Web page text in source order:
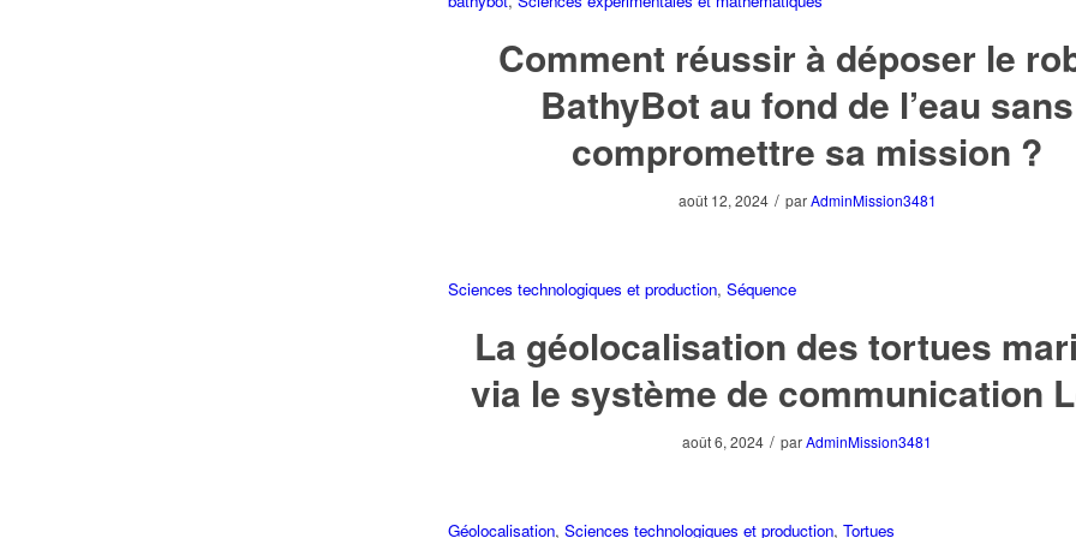
Comment réussir à déposer le
BathyBot au fond de l’eau sans
compromettre sa mission ?
août 12, 2024 / parAdminMission3481
Sciences technologiques et production, Séquence
La géolocalisation des tortues
via le système de communication
août 6, 2024 / parAdminMission3481
Géolocalisation, Sciences technologiques et production, Tortues